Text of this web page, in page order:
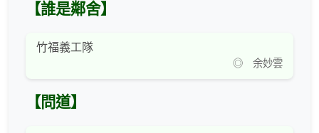
【誰是鄰舍】
竹福義工隊
◎ 余妙雲
【問道】